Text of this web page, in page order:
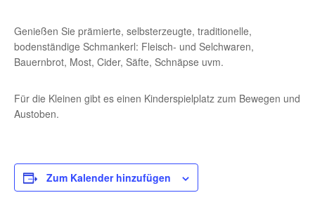
Genießen Sie prämierte, selbsterzeugte, traditionelle,
bodenständige Schmankerl: Fleisch- und Selchwaren,
Bauernbrot, Most, Cider, Säfte, Schnäpse uvm.
Für die Kleinen gibt es einen Kinderspielplatz zum Bewegen und
Austoben.
Zum Kalender hinzufügen